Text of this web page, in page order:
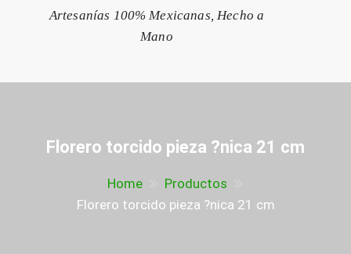
Artesanías 100% Mexicanas, Hecho a
Mano
Florero torcido pieza ?nica 21 cm
Home
Productos
Florero torcido pieza ?nica 21 cm